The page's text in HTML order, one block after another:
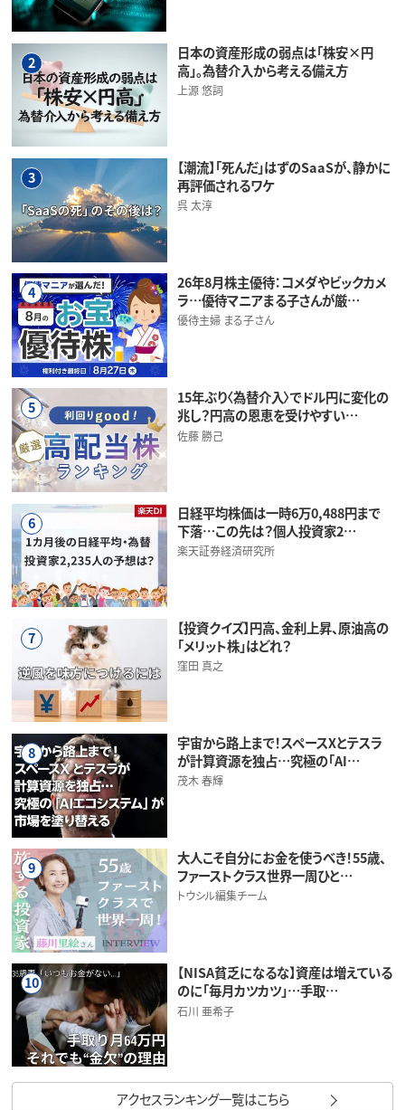
2
日本の資産形成の弱点は「株安×円
高」。為替介入から考える備え方
上源 悠詞
3
【潮流】「死んだ」はずのSaaSが、静かに
再評価されるワケ
呉 太淳
4
26年8月株主優待：コメダやビックカメ
ラ…優待マニアまる子さんが厳…
優待主婦 まる子さん
5
15年ぶり〈為替介入〉でドル円に変化の
兆し？円高の恩恵を受けやすい…
佐藤 勝己
6
日経平均株価は一時6万0,488円まで
下落…この先は？個人投資家2…
楽天証券経済研究所
7
【投資クイズ】円高、金利上昇、原油高の
「メリット株」はどれ？
窪田 真之
8
宇宙から路上まで！スペースXとテスラ
が計算資源を独占…究極の「AI…
茂木 春輝
9
大人こそ自分にお金を使うべき！55歳、
ファーストクラス世界一周ひと…
トウシル編集チーム
10
【NISA貧乏になるな】資産は増えている
のに「毎月カツカツ」…手取…
石川 亜希子
アクセスランキング一覧はこちら